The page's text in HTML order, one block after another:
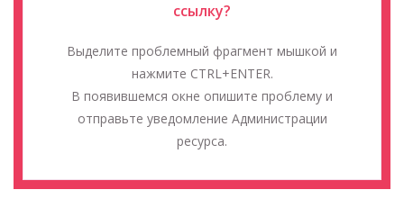
ссылку?
Выделите проблемный фрагмент мышкой и
нажмите CTRL+ENTER.
В появившемся окне опишите проблему и
отправьте уведомление Администрации
ресурса.